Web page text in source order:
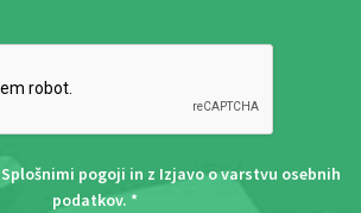
Splošnimi pogoji in z Izjavo o varstvu osebnih
podatkov. *